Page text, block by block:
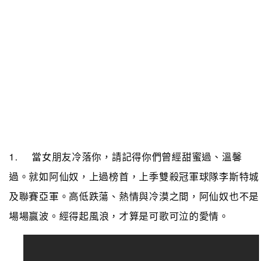
1. 當女朋友冷落你，請記得你們曾經甜蜜過、溫馨
過。就如阿仙奴，上過榜首，上季雙殺冠軍球隊李斯特城
及聯賽亞軍。高低跌蕩 、熱情與冷漠之間 ，阿仙奴也不是
場場贏波 。 經得起風浪，才算是可歌可泣的愛情。